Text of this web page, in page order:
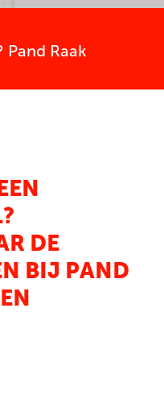
Pand Raak
DE
BIJ PAND